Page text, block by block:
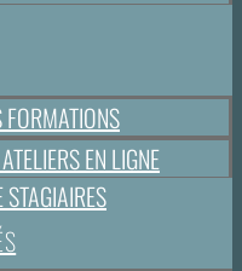
FORMATIONS
EN LIGNE